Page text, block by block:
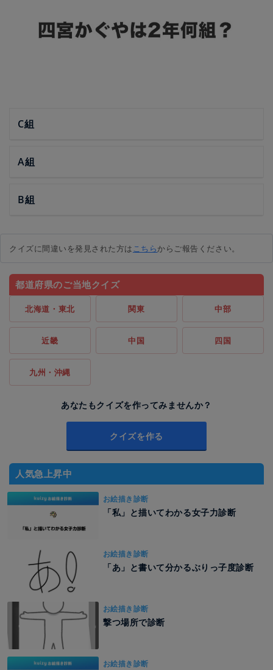
C組
A組
B組
クイズに間違いを発見された方はこちらからご報告ください。
都道府県のご当地クイズ
北海道・東北 関東 中部
近畿 中国 四国
九州・沖縄
あなたもクイズを作ってみませんか？
クイズを作る
人気急上昇中
お絵描き診断
「私」と描いてわかる女子力診断
お絵描き診断
「あ」と書いて分かるぶりっ子度診断
お絵描き診断
撃つ場所で診断
お絵描き診断